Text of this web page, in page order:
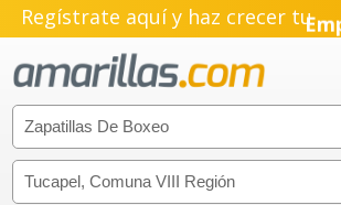
Regístrate aquí y haz crecer tu